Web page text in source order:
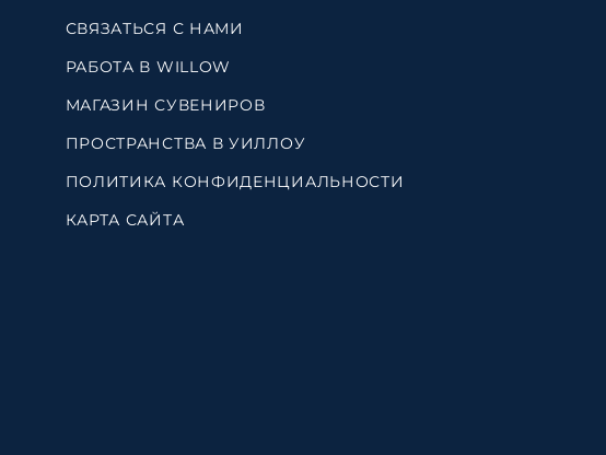
СВЯЗАТЬСЯ С НАМИ
РАБОТА В WILLOW
МАГАЗИН СУВЕНИРОВ
ПРОСТРАНСТВА В УИЛЛОУ
ПОЛИТИКА КОНФИДЕНЦИАЛЬНОСТИ
КАРТА САЙТА